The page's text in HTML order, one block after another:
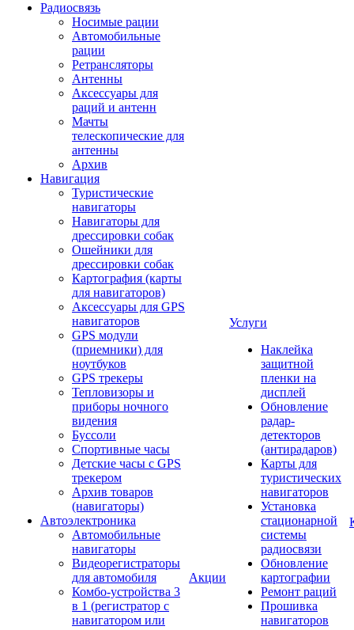
Радиосвязь
Носимые рации
Автомобильные
рации
Ретрансляторы
Антенны
Аксессуары для
раций и антенн
Мачты
телескопические для
антенны
Архив
Навигация
Туристические
навигаторы
Навигаторы для
дрессировки собак
Ошейники для
дрессировки собак
Картография (карты
для навигаторов)
Аксессуары для GPS
навигаторов
GPS модули
(приемники) для
ноутбуков
GPS трекеры
Тепловизоры и
приборы ночного
видения
Буссоли
Спортивные часы
Детские часы с GPS
трекером
Архив товаров
(навигаторы)
Автоэлектроника
Автомобильные
навигаторы
Видеорегистраторы
для автомобиля
Комбо-устройства 3
в 1 (регистратор с
навигатором или
Акции
Услуги
Наклейка
защитной
пленки на
дисплей
Обновление
радар-
детекторов
(антирадаров)
Карты для
туристических
навигаторов
Установка
стационарной
системы
радиосвязи
Обновление
картографии
Ремонт раций
Прошивка
навигаторов